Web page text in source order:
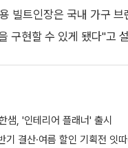
빌트인장은 국내 가구
구현할 수 있게 됐다"고
샘, '인테리어 플래너' 출시
결산·여름 할인 기획전 잇